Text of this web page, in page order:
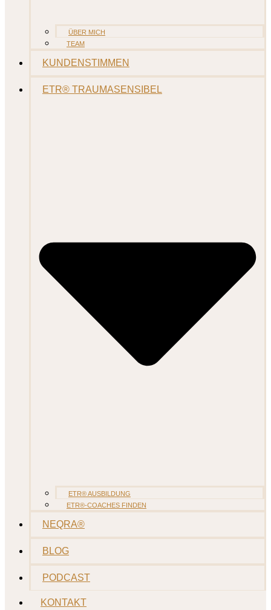
ÜBER MICH
TEAM
KUNDENSTIMMEN
ETR® TRAUMASENSIBEL
ETR® AUSBILDUNG
ETR®-COACHES FINDEN
NEQRA®
BLOG
PODCAST
KONTAKT